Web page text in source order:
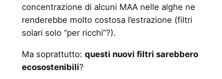
concentrazione di alcuni MAA nelle alghe ne
renderebbe molto costosa l’estrazione (filtri
solari solo “per ricchi”?).
Ma soprattutto: questi nuovi filtri sarebbero
ecosostenibili?